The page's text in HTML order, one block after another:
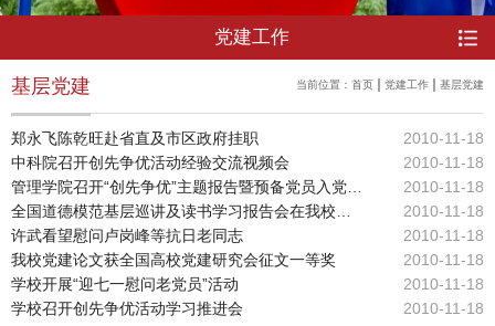
党建工作
当前位置： 首页 党建工作 基层党建
基层党建
郑永飞陈乾旺赴省直及市区政府挂职
2010-11-18
中科院召开创先争优活动经验交流视频会
2010-11-18
管理学院召开“创先争优”主题报告暨预备党员入党宣誓会
2010-11-18
全国道德模范基层巡讲及读书学习报告会在我校举行
2010-11-18
许武看望慰问卢岗峰等抗日老同志
2010-11-18
我校党建论文获全国高校党建研究会征文一等奖
2010-11-18
学校开展“迎七一慰问老党员”活动
2010-11-18
学校召开创先争优活动学习推进会
2010-11-18